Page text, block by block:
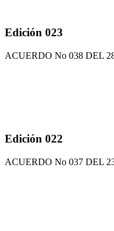
Edición 023
ACUERDO No 038 DEL
Edición 022
ACUERDO No 037 DEL